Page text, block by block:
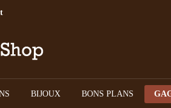
BIJOUX BONS PLANS